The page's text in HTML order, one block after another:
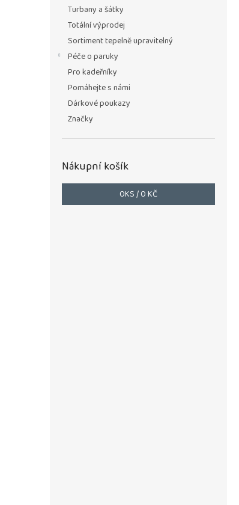
Turbany a šátky
Totální výprodej
Sortiment tepelně upravitelný
Péče o paruky
Pro kadeřníky
Pomáhejte s námi
Dárkové poukazy
Značky
Nákupní košík
0KS /0 KČ